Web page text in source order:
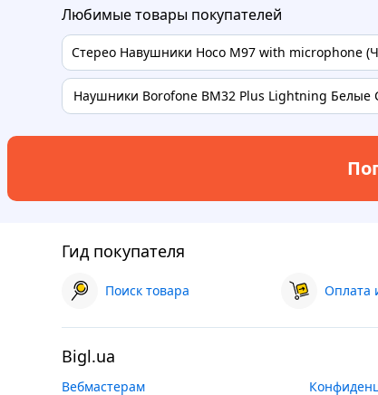
Любимые товары покупателей
Стерео Навушники Hoco M97 with microphone
Наушники Borofone BM32 Plus Lightning Белые
Гид покупателя
Поиск товара Оплата
Bigl.ua
Вебмастерам